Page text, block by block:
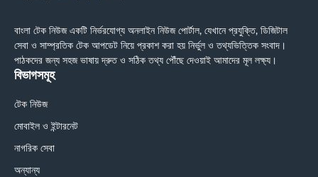
বাংলা টেক নিউজ একটি নির্ভরযোগ্য অনলাইন নিউজ পোর্টাল, যেখানে প্রযুক্তি, ডিজিটাল
সেবা ও সাম্প্রতিক টেক আপডেট নিয়ে প্রকাশ করা হয় নির্ভুল ও তথ্যভিত্তিক সংবাদ।
পাঠকদের জন্য সহজ ভাষায় দ্রুত ও সঠিক তথ্য পৌঁছে দেওয়াই আমাদের মূল লক্ষ্য।
বিভাগসমূহ
টেক নিউজ
মোবাইল ও ইন্টারনেট
নাগরিক সেবা
অন্যান্য